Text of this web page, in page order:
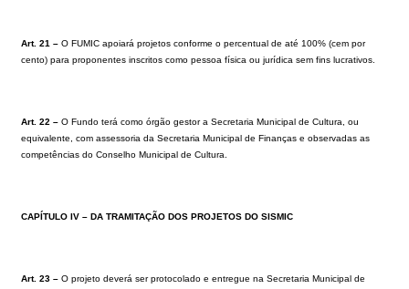
Art. 21 – O FUMIC apoiará projetos conforme o percentual de até 100% (cem por
cento) para proponentes inscritos como pessoa física ou jurídica sem fins lucrativos.
Art. 22 – O Fundo terá como órgão gestor a Secretaria Municipal de Cultura, ou
equivalente, com assessoria da Secretaria Municipal de Finanças e observadas as
competências do Conselho Municipal de Cultura.
CAPÍTULO IV – DA TRAMITAÇÃO DOS PROJETOS DO SISMIC
Art. 23 – O projeto deverá ser protocolado e entregue na Secretaria Municipal de